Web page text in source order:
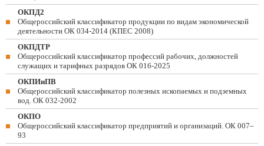
ОКПД2
Общероссийский классификатор продукции по видам экономической
деятельности ОК 034-2014 (КПЕС 2008)
ОКПДТР
Общероссийский классификатор профессий рабочих, должностей
служащих и тарифных разрядов ОК 016-2025
ОКПИиПВ
Общероссийский классификатор полезных ископаемых и подземных
вод. ОК 032-2002
ОКПО
Общероссийский классификатор предприятий и организаций. ОК 007–
93